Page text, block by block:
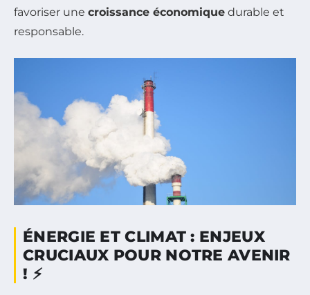
favoriser une croissance économique durable et
responsable.
ÉNERGIE ET CLIMAT : ENJEUX
CRUCIAUX POUR NOTRE AVENIR
! ⚡